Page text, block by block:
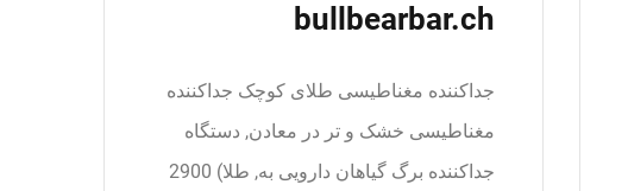
bullbearbar.ch
جداکننده مغناطیسی طلای کوچک جداکننده
مغناطیسی خشک و تر در معادن, دستگاه
جداکننده برگ گیاهان دارویی به, طلا) 2900